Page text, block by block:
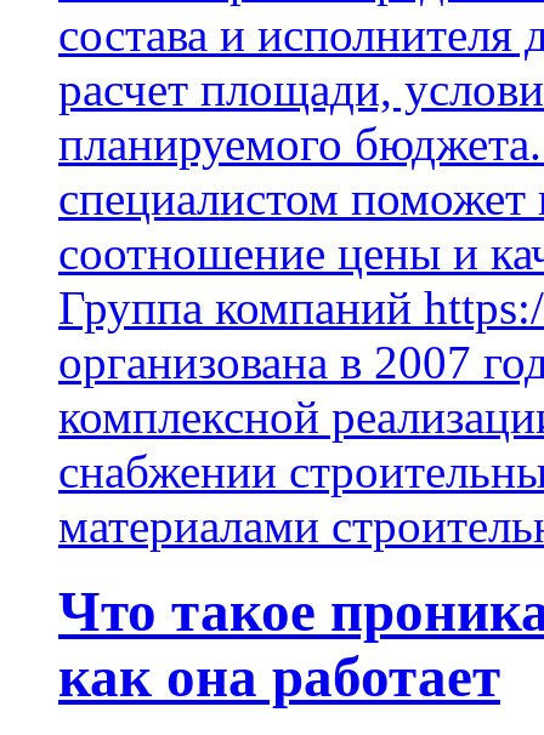
состава и
расчет площади,
планируемого
специалистом поможет
соотношение цены и
Группа компаний
организована в 2007
комплексной
снабжении
материалами
Что такое
как она работает